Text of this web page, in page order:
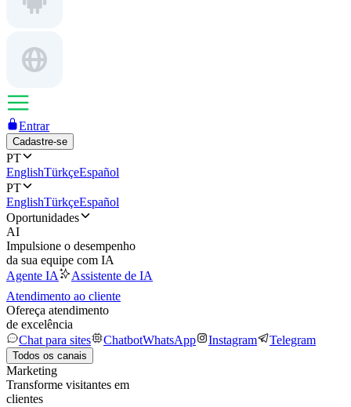
Entrar
Cadastre-se
PT
EnglishTürkçeEspañol
PT
EnglishTürkçeEspañol
Oportunidades
AI
Impulsione o desempenho
da sua equipe com IA
Agente IA
Assistente de IA
Atendimento ao cliente
Ofereça atendimento
de excelência
Chat para sites
ChatbotWhatsApp Instagram Telegram
Todos os canais
Marketing
Transforme visitantes em
clientes